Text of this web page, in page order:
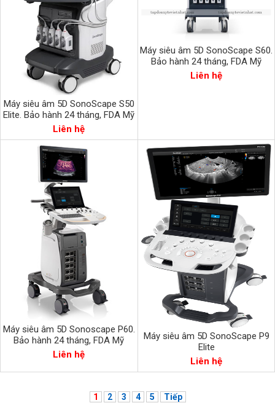
Máy siêu âm 5D SonoScape S50
Elite. Bảo hành 24 tháng, FDA Mỹ
Liên hệ
Máy siêu âm 5D SonoScape S60.
Bảo hành 24 tháng, FDA Mỹ
Liên hệ
Máy siêu âm 5D Sonoscape P60.
Bảo hành 24 tháng, FDA Mỹ
Liên hệ
Máy siêu âm 5D SonoScape P9
Elite
Liên hệ
1 2 3 4 5 Tiếp